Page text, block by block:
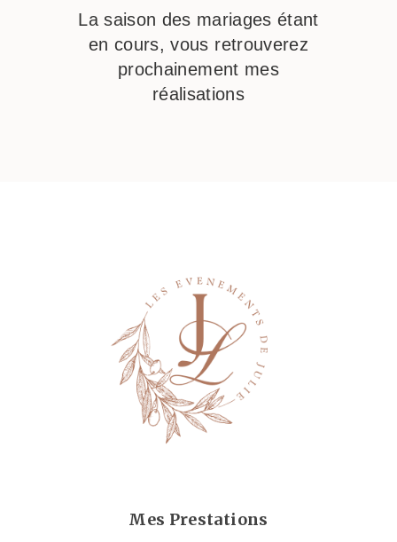
La saison des mariages étant
en cours, vous retrouverez
prochainement mes
réalisations
Mes Prestations